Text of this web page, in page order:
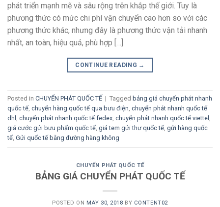
phát triển mạnh mẽ và sâu rộng trên khắp thế giới. Tuy là
phương thức có mức chi phí vận chuyển cao hơn so với các
phương thức khác, nhưng đây là phương thức vận tải nhanh
nhất, an toàn, hiệu quả, phù hợp […]
CONTINUE READING →
Posted in CHUYỂN PHÁT QUỐC TẾ | Tagged bảng giá chuyển phát nhanh
quốc tế chuyển hàng quốc tế qua bưu điện chuyển phát nhanh quốc tế
dhl
chuyển phát nhanh quốc tế fedex chuyển phát nhanh quốc tế viettel
giá cước gửi bưu phẩm quốc tế giá tem gửi thư quốc tế gửi hàng quốc
tế Gửi quốc tế bằng đường hàng không
CHUYỂN PHÁT QUỐC TẾ
BẢNG GIÁ CHUYỂN PHÁT QUỐC TẾ
POSTED ON MAY 30, 2018 BY CONTENT02